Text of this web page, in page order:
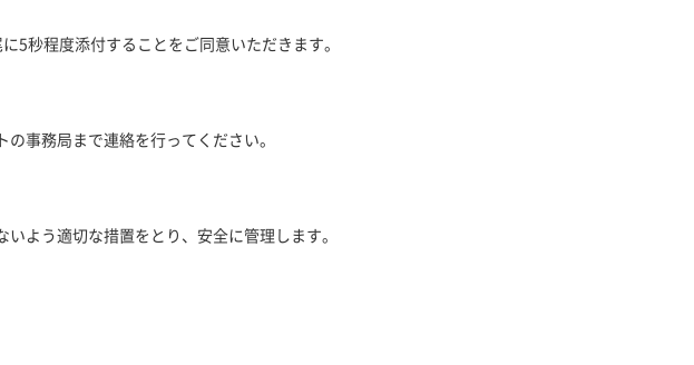
5秒程度添付することをご同意いただきます。
事務局まで連絡を行ってください。
よう適切な措置をとり、安全に管理します。